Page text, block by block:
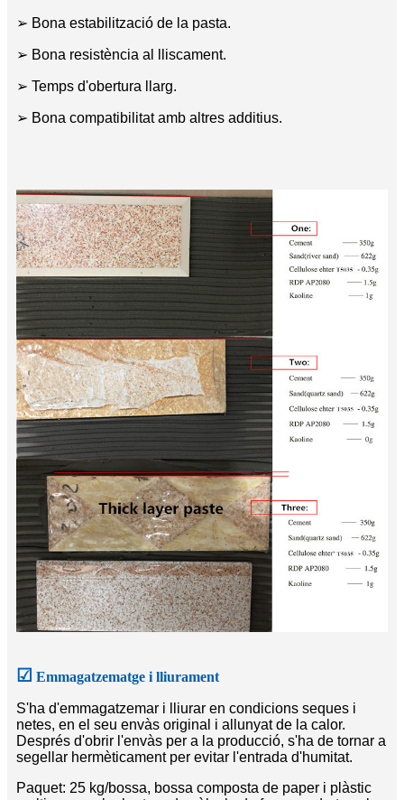
➢ Bona estabilització de la pasta.
➢ Bona resistència al lliscament.
➢ Temps d'obertura llarg.
➢ Bona compatibilitat amb altres additius.
☑ Emmagatzematge i lliurament
S'ha d'emmagatzemar i lliurar en condicions seques i
netes, en el seu envàs original i allunyat de la calor.
Després d'obrir l'envàs per a la producció, s'ha de tornar a
segellar hermèticament per evitar l'entrada d'humitat.
Paquet: 25 kg/bossa, bossa composta de paper i plàstic